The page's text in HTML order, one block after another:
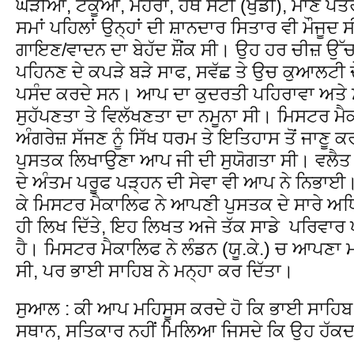
ਘੜੀਆਂ, ਟਕੂਆ, ਮੋਹਰਾਂ, ਹੱਥ ਸੋਟੀ (ਖੁੰਡੀ), ਮਾਣ
ਸਮਾਂ ਪਹਿਲਾਂ ਉਨ੍ਹਾਂ ਦੀ ਸ਼ਾਨਦਾਰ ਸਿਤਾਰ ਵੀ ਮੌਜੂਦ
ਗਾਇਣ/ਵਾਦਨ ਦਾ ਬੇਹੱਦ ਸ਼ੌਂਕ ਸੀ। ਉਹ ਹਰ ਚੀਜ਼
ਪਹਿਨਣ ਦੇ ਕਪੜੇ ਬੜੇ ਸਾਫ, ਸਵੱਛ ਤੇ ਉਚ ਕੁਆਲਟੀ
ਪਸੰਦ ਕਰਦੇ ਸਨ। ਆਪ ਦਾ ਕੁਦਰਤੀ ਪਹਿਰਾਵਾ
ਸੁਹੱਪਣਤਾ ਤੇ ਵਿਲੱਖਣਤਾ ਦਾ ਨਮੂਨਾ ਸੀ। ਮਿਸਟਰ
ਅੰਗਰੇਜ਼ ਸੱਜਣ ਨੂੰ ਸਿੱਖ ਧਰਮ ਤੇ ਇਤਿਹਾਸ ਤੋਂ ਜਾਣੂ
ਪੁਸਤਕ ਲਿਖਾਉਣਾ ਆਪ ਜੀ ਦੀ ਸੁਯੋਗਤਾ ਸੀ।
ਦੇ ਅੰਤਮ ਪਰੂਫ ਪੜ੍ਹਨ ਦੀ ਸੇਵਾ ਵੀ ਆਪ ਨੇ
ਕੇ ਮਿਸਟਰ ਮੈਕਾਲਿਫ ਨੇ ਆਪਣੀ ਪੁਸਤਕ ਦੇ ਸਾਰੇ
ਹੀ ਲਿਖ ਦਿੱਤੇ, ਇਹ ਲਿਖਤ ਅਜੇ ਤੱਕ ਸਾਡੇ ਪਰਿਵਾਰ
ਹੈ। ਮਿਸਟਰ ਮੈਕਾਲਿਫ ਨੇ ਲੰਡਨ (ਯੂ.ਕੇ.) ਚ ਆਪਣਾ
ਸੀ, ਪਰ ਭਾਈ ਸਾਹਿਬ ਨੇ ਮਨ੍ਹਾ ਕਰ ਦਿੱਤਾ।
ਸੁਆਲ : ਕੀ ਆਪ ਮਹਿਸੂਸ ਕਰਦੇ ਹੋ ਕਿ ਭਾਈ ਸਾਹਿਬ
ਸਥਾਨ, ਸਤਿਕਾਰ ਨਹੀਂ ਮਿਲਿਆ ਜਿਸਦੇ ਕਿ ਉਹ